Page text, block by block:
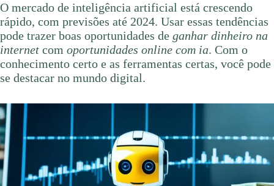
O mercado de inteligência artificial está crescendo
rápido, com previsões até 2024. Usar essas tendências
pode trazer boas oportunidades de ganhar dinheiro na
internet com oportunidades online com ia. Com o
conhecimento certo e as ferramentas certas, você pode
se destacar no mundo digital.